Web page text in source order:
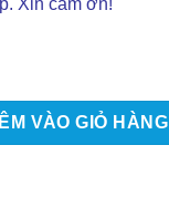
Mazda 3 số lượng
VÀO GIỎ HÀNG